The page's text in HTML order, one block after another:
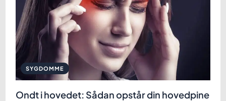
Ondt i hovedet: Sådan opstår din hovedpine
SYGDOMME